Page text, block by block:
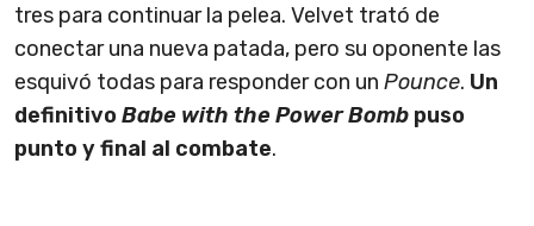
tres para continuar la pelea. Velvet trató de
conectar una nueva patada, pero su oponente las
esquivó todas para responder con un Pounce. Un
definitivo Babe with the Power Bomb puso
punto y final al combate.